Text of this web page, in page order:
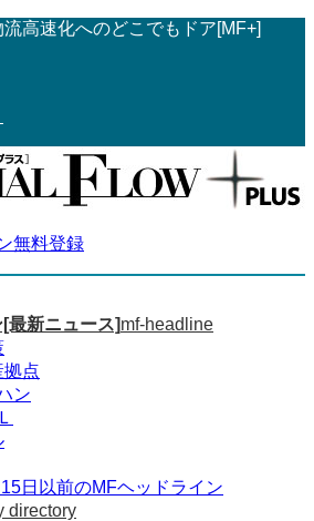
高速化へのどこでもドア[MF+]
最新ニュース]mf-headline
拠点
ン
日以前のMFヘッドライン
directory